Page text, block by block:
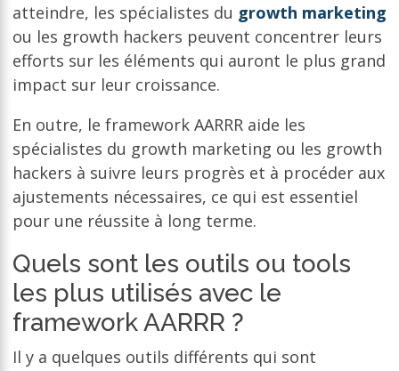
atteindre, les spécialistes du growth marketing
ou les growth hackers peuvent concentrer leurs
efforts sur les éléments qui auront le plus grand
impact sur leur croissance.
En outre, le framework AARRR aide les
spécialistes du growth marketing ou les growth
hackers à suivre leurs progrès et à procéder aux
ajustements nécessaires, ce qui est essentiel
pour une réussite à long terme.
Quels sont les outils ou tools
les plus utilisés avec le
framework AARRR ?
Il y a quelques outils différents qui sont